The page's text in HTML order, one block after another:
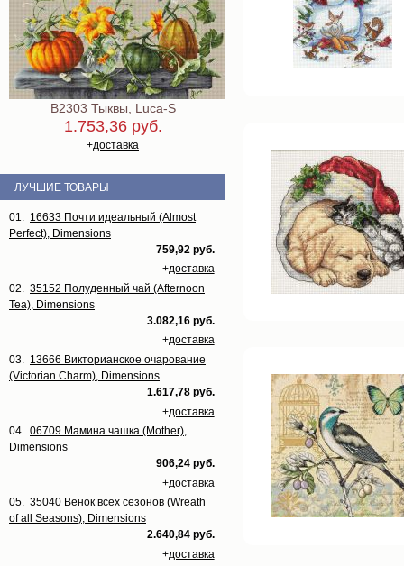
B2303 Тыквы, Luca-S
1.753,36 руб.
+доставка
ЛУЧШИЕ ТОВАРЫ
01. 16633 Почти идеальный (Almost
Perfect), Dimensions
759,92 руб.
+доставка
02. 35152 Полуденный чай (Afternoon
Tea), Dimensions
3.082,16 руб.
+доставка
03. 13666 Викторианское очарование
(Victorian Charm), Dimensions
1.617,78 руб.
+доставка
04. 06709 Мамина чашка (Mother),
Dimensions
906,24 руб.
+доставка
05. 35040 Венок всех сезонов (Wreath
of all Seasons), Dimensions
2.640,84 руб.
+доставка